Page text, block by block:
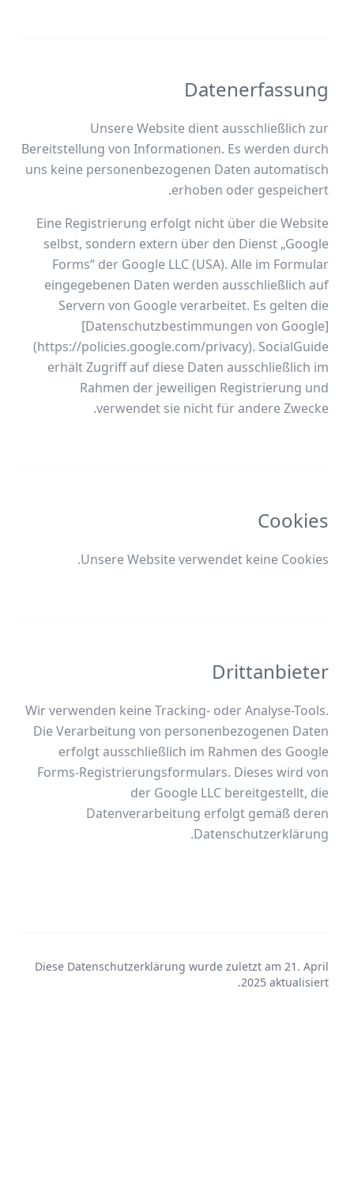
Datenerfassung
Unsere Website dient ausschließlich zur
Bereitstellung von Informationen. Es werden durch
uns keine personenbezogenen Daten automatisch
erhoben oder gespeichert.
Eine Registrierung erfolgt nicht über die Website
selbst, sondern extern über den Dienst „Google
Forms“ der Google LLC (USA). Alle im Formular
eingegebenen Daten werden ausschließlich auf
Servern von Google verarbeitet. Es gelten die
[Datenschutzbestimmungen von Google]
(https://policies.google.com/privacy). SocialGuide
erhält Zugriff auf diese Daten ausschließlich im
Rahmen der jeweiligen Registrierung und
verwendet sie nicht für andere Zwecke.
Cookies
Unsere Website verwendet keine Cookies.
Drittanbieter
Wir verwenden keine Tracking- oder Analyse-Tools.
Die Verarbeitung von personenbezogenen Daten
erfolgt ausschließlich im Rahmen des Google
Forms-Registrierungsformulars. Dieses wird von
der Google LLC bereitgestellt, die
Datenverarbeitung erfolgt gemäß deren
Datenschutzerklärung.
Diese Datenschutzerklärung wurde zuletzt am 21. April
2025 aktualisiert.